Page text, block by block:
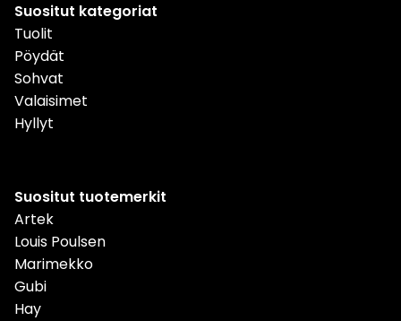
Suositut kategoriat
Tuolit
Pöydät
Sohvat
Valaisimet
Hyllyt
Suositut tuotemerkit
Artek
Louis Poulsen
Marimekko
Gubi
Hay